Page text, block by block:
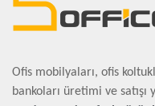
Ofis mobilyaları, ofis
bankoları üretimi ve satışı